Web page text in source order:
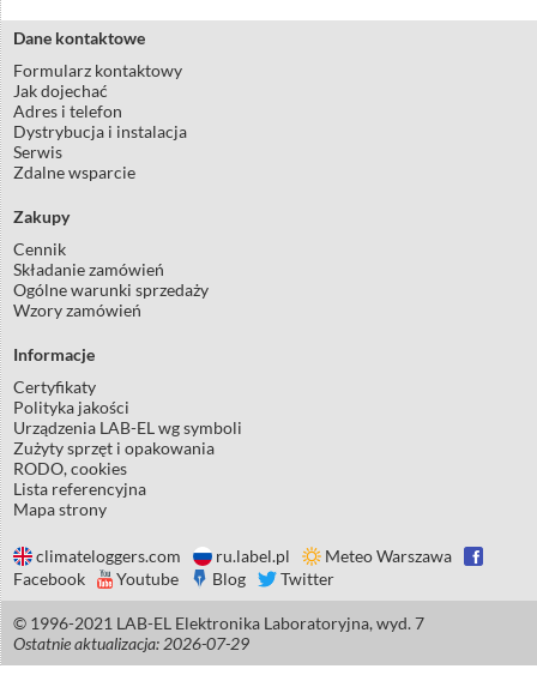
Dane kontaktowe
Formularz kontaktowy
Jak dojechać
Adres i telefon
Dystrybucja i instalacja
Serwis
Zdalne wsparcie
Zakupy
Cennik
Składanie zamówień
Ogólne warunki sprzedaży
Wzory zamówień
Informacje
Certyfikaty
Polityka jakości
Urządzenia LAB-EL wg symboli
Zużyty sprzęt i opakowania
RODO, cookies
Lista referencyjna
Mapa strony
climateloggers.com ru.label.pl
Meteo Warszawa
Facebook
Youtube Blog Twitter
© 1996-2021 LAB-EL Elektronika Laboratoryjna, wyd. 7
Ostatnie aktualizacja: 2026-07-29